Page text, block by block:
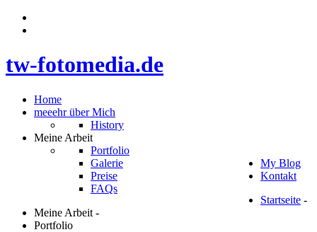
tw-fotomedia.de
Home
meeehr über Mich
History
Meine Arbeit
Portfolio
Galerie
Preise
FAQs
My Blog
Kontakt
Startseite -
Meine Arbeit -
Portfolio